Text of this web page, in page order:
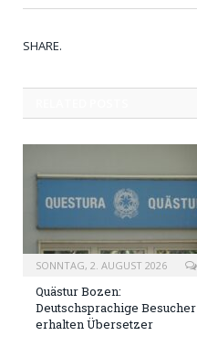
SHARE.
SONNTAG, 2. AUGUST 2026
Quästur Bozen:
Deutschsprachige Besucher
erhalten Übersetzer